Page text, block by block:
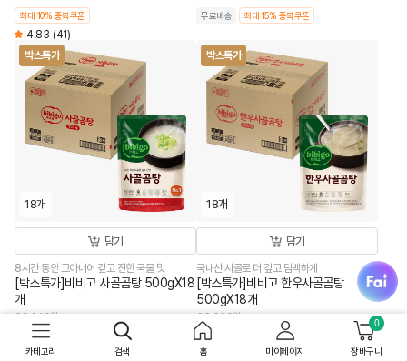
최대 10% 중복쿠폰
4.83 (41)
무료배송 최대 15% 중복쿠폰
박스특가
18개
담기
8시간 동안 고아내어 깊고 진한 국물 맛
[박스특가]비비고 사골곰탕 500gX18
개
39,240원
%19,620
상온무료배송 공장직배송
박스특가
18개
담기
국내산 사골로 더 깊고 담백하게
[박스특가]비비고 한우사골곰탕
500gX18개
63,000원
62 원
공장직배송
fai
카테고리 검색 홈 마이페이지 장바구니
0